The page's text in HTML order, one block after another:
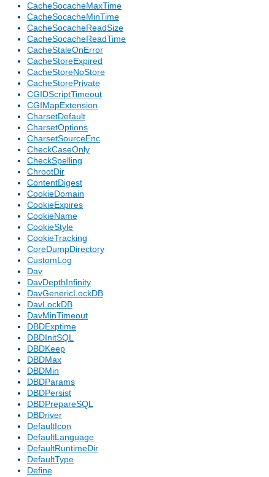
CacheSocacheMaxTime
CacheSocacheMinTime
CacheSocacheReadSize
CacheSocacheReadTime
CacheStaleOnError
CacheStoreExpired
CacheStoreNoStore
CacheStorePrivate
CGIDScriptTimeout
CGIMapExtension
CharsetDefault
CharsetOptions
CharsetSourceEnc
CheckCaseOnly
CheckSpelling
ChrootDir
ContentDigest
CookieDomain
CookieExpires
CookieName
CookieStyle
CookieTracking
CoreDumpDirectory
CustomLog
Dav
DavDepthInfinity
DavGenericLockDB
DavLockDB
DavMinTimeout
DBDExptime
DBDInitSQL
DBDKeep
DBDMax
DBDMin
DBDParams
DBDPersist
DBDPrepareSQL
DBDriver
DefaultIcon
DefaultLanguage
DefaultRuntimeDir
DefaultType
Define